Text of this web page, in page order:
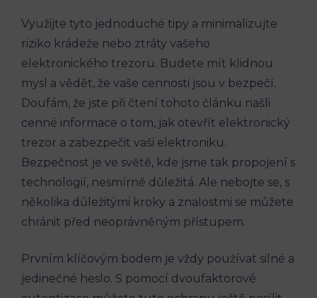
Využijte tyto jednoduché tipy a minimalizujte
riziko krádeže nebo ztráty vašeho
elektronického trezoru. Budete mít klidnou
mysl a vědět, že vaše cennosti jsou v bezpečí.
Doufám, že jste při čtení tohoto článku našli
cenné informace o tom, jak otevřít elektronický
trezor a zabezpečit vaši elektroniku.
Bezpečnost je ve světě, kde jsme tak propojení s
technologií, nesmírně důležitá. Ale nebojte se, s
několika důležitými kroky a znalostmi se můžete
chránit před neoprávněným přístupem.
Prvním klíčovým bodem je vždy používat silné a
jedinečné heslo. S pomocí dvoufaktorové